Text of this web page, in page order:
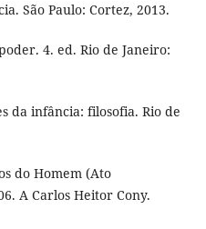
São Paulo: Cortez, 2013.
4. ed. Rio de Janeiro:
da infância: filosofia. Rio de
do Homem (Ato
A Carlos Heitor Cony.